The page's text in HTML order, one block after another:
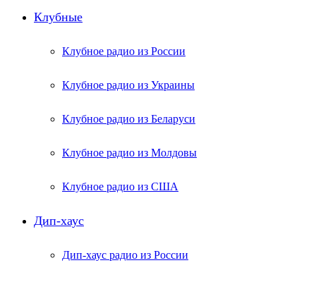
Клубные
Клубное радио из России
Клубное радио из Украины
Клубное радио из Беларуси
Клубное радио из Молдовы
Клубное радио из США
Дип-хаус
Дип-хаус радио из России